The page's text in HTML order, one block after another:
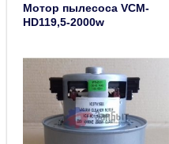
Мотор пылесоса VCM-
HD119,5-2000w